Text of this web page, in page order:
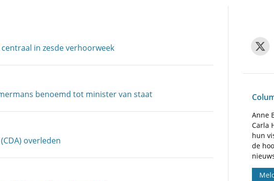
in zesde verhoorweek
benoemd tot minister van staat
overleden
Anne
Carla
hun
de